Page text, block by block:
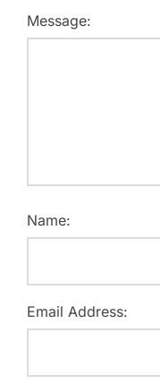
Message:
Name:
Email Address: